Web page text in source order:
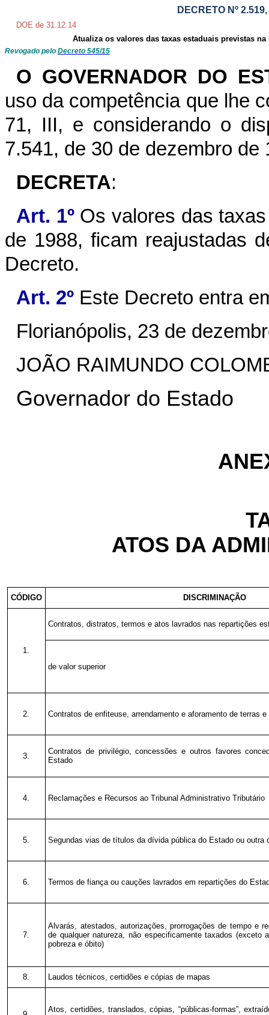
DECRETO Nº
DOE de 31.12.14
Atualiza os valores das taxas estaduais previstas na
Revogado pelo Decreto 545/15
O GOVERNADOR DO
uso da competência que lhe
71, III, e considerando o
7.541, de 30 de dezembro de
DECRETA:
Art. 1ºOs valores das taxas
de 1988, ficam reajustadas
Decreto.
Art. 2ºEste Decreto entra
Florianópolis, 23 de
JOÃO RAIMUNDO
Governador do Estado
ATOS DA
CÓDIGO DISCRIMINAÇÃO
1.
Contratos, distratos, termos e atos lavrados nas repartições
de valor superior
2. Contratos de enfiteuse, arrendamento e aforamento de terras
3.
Contratos de privilégio, concessões e outros favores
Estado
4. Reclamações e Recursos ao Tribunal Administrativo Tributário
5. Segundas vias de títulos da dívida pública do Estado ou outra
6. Termos de fiança ou cauções lavrados em repartições do
7.
Alvarás, atestados, autorizações, prorrogações de tempo e
de qualquer natureza, não especificamente taxados (exceto
pobreza e óbito)
8. Laudos técnicos, certidões e cópias de mapas
Atos, certidões, translados, cópias, “públicas-formas”,